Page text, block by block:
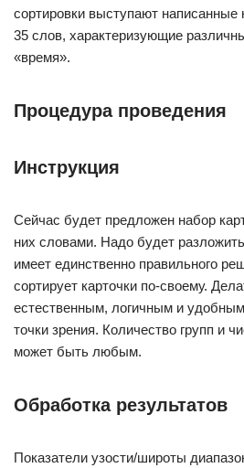
сортировки выступают написанные
35 слов, характеризующие
«время».
Процедура проведения
Инструкция
Сейчас будет предложен набор
них словами. Надо будет
имеет единственно правильного
сортирует карточки по-своему.
естественным, логичным и
точки зрения. Количество групп и
может быть любым.
Обработка результатов
Показатели узости/широты